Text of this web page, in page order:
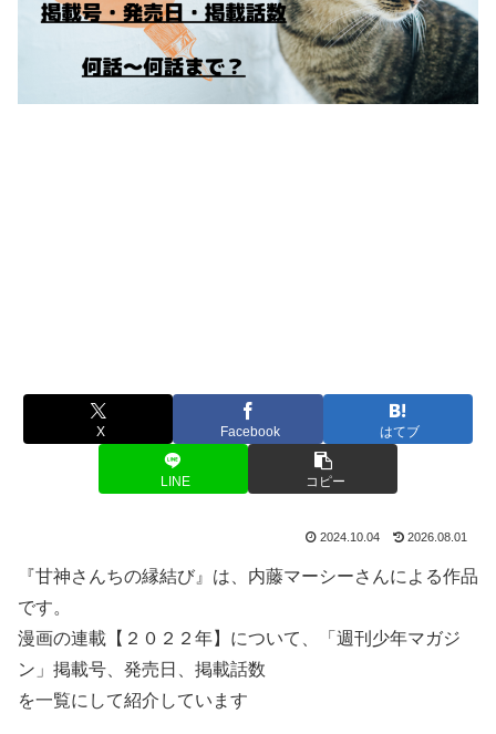
X Facebook はてブ
LINE コピー
2024.10.04 2026.08.01
『甘神さんちの縁結び』は、内藤マーシーさんによる作品
です。
漫画の連載【２０２２年】について、「週刊少年マガジ
ン」掲載号、発売日、掲載話数
を一覧にして紹介しています